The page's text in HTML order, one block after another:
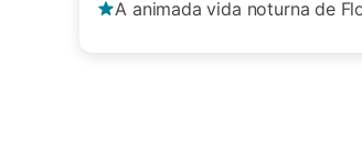
A animada vida noturna de